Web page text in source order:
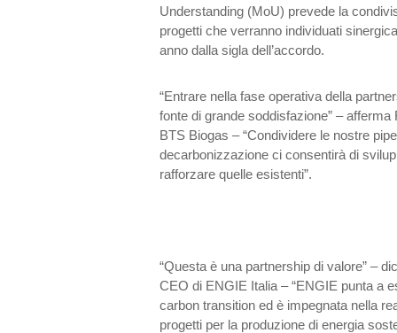
Understanding (MoU) prevede la
progetti che verranno individuati
anno dalla sigla dell’accordo.
“Entrare nella fase operativa della
fonte di grande soddisfazione” –
BTS Biogas – “Condividere le nostre
decarbonizzazione ci consentirà di
rafforzare quelle esistenti”.
“Questa è una partnership di valore” –
CEO di ENGIE Italia – “ENGIE punta a
carbon transition ed è impegnata nella
progetti per la produzione di energia